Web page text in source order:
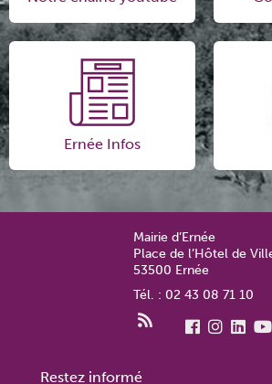
Ernée Infos
Mairie d’Ernée
Place de l’Hôtel de
53500 Ernée
Tél. : 02 43 08 71 10
Restez informé